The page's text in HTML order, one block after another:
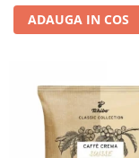
ADAUGA IN COS